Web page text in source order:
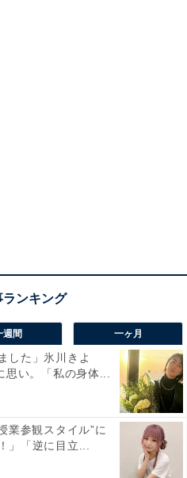
週間 一ヶ月
した」氷川きよ
思い。「私の身体...
業参観スタイル”に
」「逆に目立...